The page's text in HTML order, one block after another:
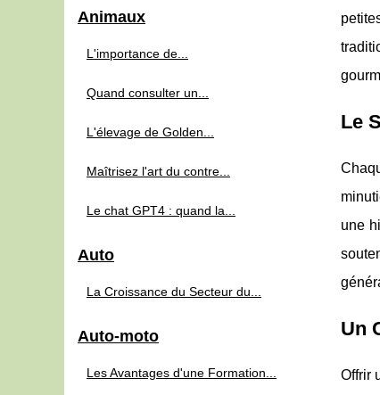
Le
une
Un
Offrir
Animaux
L'importance de...
Quand consulter un...
L'élevage de Golden...
Maîtrisez l'art du contre...
Le chat GPT4 : quand la...
Auto
La Croissance du Secteur du...
Auto-moto
Les Avantages d'une Formation...